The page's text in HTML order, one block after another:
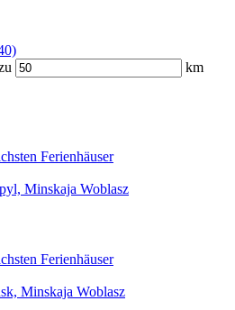
km
Minskaja Woblasz
Minskaja Woblasz